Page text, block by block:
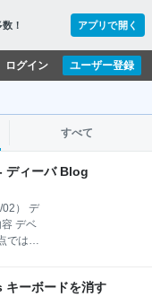
！ アプリで開く
ユーザー登録
ログイン
すべて
ディーバ Blog
） デ
デベ
ではデ
フトウ
ーボードを消す